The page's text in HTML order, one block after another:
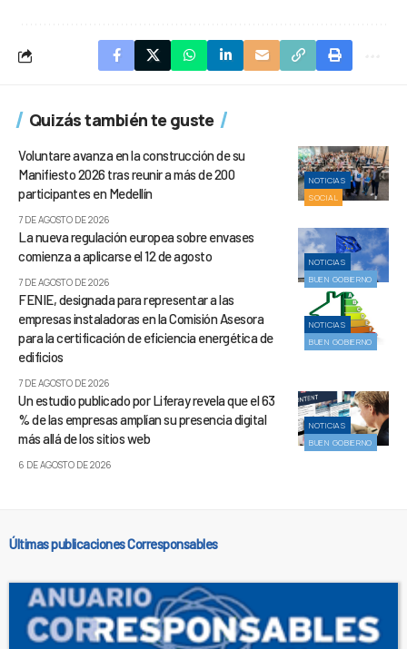
Quizás también te guste
NOTICIAS
SOCIAL
Voluntare avanza en la construcción de su
Manifiesto 2026 tras reunir a más de 200
participantes en Medellín
7 DE AGOSTO DE 2026
NOTICIAS
BUEN GOBIERNO
La nueva regulación europea sobre envases
comienza a aplicarse el 12 de agosto
7 DE AGOSTO DE 2026
NOTICIAS
BUEN GOBIERNO
FENIE, designada para representar a las
empresas instaladoras en la Comisión Asesora
para la certificación de eficiencia energética de
edificios
7 DE AGOSTO DE 2026
NOTICIAS
BUEN GOBIERNO
Un estudio publicado por Liferay revela que el 63
% de las empresas amplían su presencia digital
más allá de los sitios web
6 DE AGOSTO DE 2026
Últimas publicaciones Corresponsables